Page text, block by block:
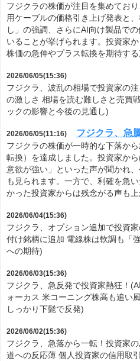
フジクラの株価が注目を集めてお
用ケーブルの価格引き上げ発表と
し」の強調、さらにAI向け製品で
いることが挙げられます。投資家
株価の急伸やプラス転換を期待す
2026/06/05(15:36)
フジクラ、波乱の相場で投資家の
の激しさ 相場を読む難しさと売買
ックの影響と今後の見通し)
2026/06/05(11:16) フジクラ、急
フジクラの株価が一時的な下落か
転換）を達成しました。投資家か
意欲が強い」といった声が聞かれ
も見られます。一方で、利確を急
かった投資家からは残念がる声も
2026/06/04(15:36)
フジクラ、オプション追加で投資
付け銘柄に追加 電線株は軟調も「
への期待)
2026/06/03(15:36)
フジクラ、急反発で投資家熱狂！
ォーカス 米コーニング株高も追い
しっかり下髭で反発)
2026/06/02(15:36)
フジクラ、急落から一転！投資家
道への反応薄 個人投資家の信用取